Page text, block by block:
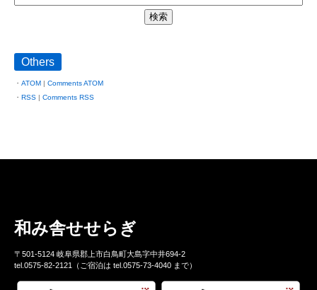
Others
ATOM | Comments ATOM
RSS | Comments RSS
和み舎せせらぎ
〒501-5124 岐阜県郡上市白鳥町大島字中井694-2
tel.0575-82-2121（ご宿泊は tel.0575-73-4040 まで）